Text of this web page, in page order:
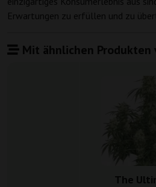
Erwartungen zu erfüllen und zu
Mit ähnlichen Produkten
The